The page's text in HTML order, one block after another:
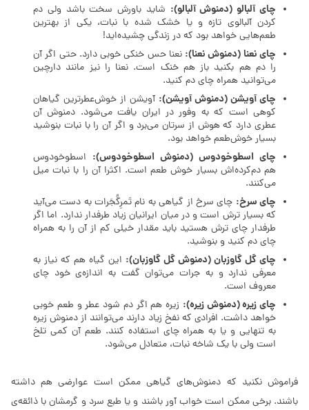
چای آلبالو (دمنوش آلبالو): شاید باورش سخت باشد ولی دم
کردن آلبالوی تازه و یا خشک شده با نبات، یکی از بهترین
طعم‌هایی خواهد بود که در زندگی چشیده‌اید!
چای نعنا (دمنوش نعنا): نعنا حس خنکی خوبی دارد. حتی اگر آن
را دم هم بکنید باز هم خنک است. نعنا را نیز مانند دارچین
می‌توانید همراه چای دم کنید.
چای آویشن (دمنوش آویشن): آویشن از خوش‌عطر‌ترین گیاهان
کوهی است که به وفور در ایران یافت می‌شود. دمنوش آن
عطری دارد که هوش از سرتان می‌برد و اگر آن را با نبات بنوشید
بسیار خوش‌طعم خواهد بود.
چای اسطوخودوس (دمنوش اسطوخودوس): اسطوخودوس
هم دم‌کرده‌اش بسیار خوش طعم است. اکثرا آن را با نبات میل
می‌کنند.
چای سرخ: چای سرخ از گیاهی به نام تَمرِگُجَرات به دست می‌آید
که بسیار ترش است و در میان ایرانیان زیاد طرفدار ندارد. اما اگر
طرفدار چای ترش هستید باید مقدار خیلی کم از آن را به همراه
چای دم کنید و بنوشید.
چای گل گاوزبان (دمنوش گل گاوزبان): این گیاه هم که نیاز به
معرفی ندارد و به جرات می‌توان گفت به اندازه‌ی خود چای
معروف است.
چای زیره (دمنوش زیره): زیره هم اگر دم شود عطر و طعم خوبی
خواهد داشت. افرادی که نفخ زیاد دارند می‌توانند از دمنوش زیره
به تنهایی و یا به همراه چای استفاده کنند. طعم آن کمی تلخ
است ولی با یک شاخه نبات، متعادل می‌شود.
فراموش نکنید که دمنوش‌های گیاهی ممکن است عوارضی هم داشته
باشند. برخی ممکن است خواب آور باشند و یا طبع سرد و گرمشان با ذائقه‌ی